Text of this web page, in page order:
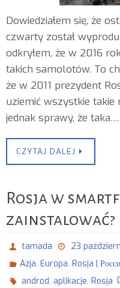
Dowiedziałem się, że
czwarty został
odkryłem, że w 2016
takich samolotów. To
że w 2011 prezydent
uziemić wszystkie takie
jednak sprawy, że taka…
CZYTAJ DALEJ
Rosja w
zainstalować?
tamada
23
Azja,Europa,Rosja |
androd,aplikacje,Rosja